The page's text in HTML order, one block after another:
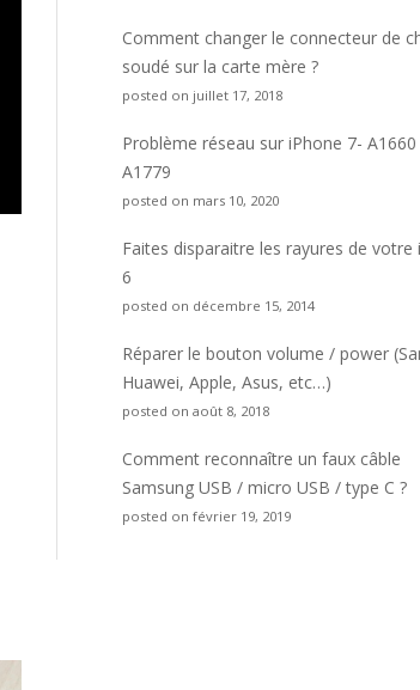
Comment changer le connecteur de
soudé sur la carte mère ?
posted on juillet 17, 2018
Problème réseau sur iPhone 7-
A1779
posted on mars 10, 2020
Faites disparaitre les rayures de votre
6
posted on décembre 15, 2014
Réparer le bouton volume / power
Huawei, Apple, Asus, etc…)
posted on août 8, 2018
Comment reconnaître un faux câble
Samsung USB / micro USB / type C ?
posted on février 19, 2019